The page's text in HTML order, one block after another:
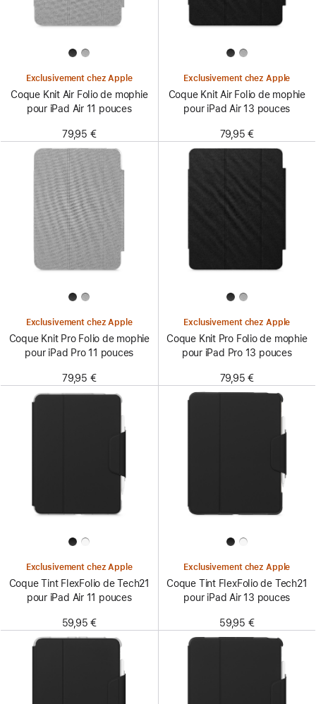
Exclusivement chez Apple
Coque Knit Air Folio de mophie
pour iPad Air 11 pouces
79,95 €
Exclusivement chez Apple
Coque Knit Air Folio de mophie
pour iPad Air 13 pouces
79,95 €
Exclusivement chez Apple
Coque Knit Pro Folio de mophie
pour iPad Pro 11 pouces
79,95 €
Exclusivement chez Apple
Coque Knit Pro Folio de mophie
pour iPad Pro 13 pouces
79,95 €
Exclusivement chez Apple
Coque Tint FlexFolio de Tech21
pour iPad Air 11 pouces
59,95 €
Exclusivement chez Apple
Coque Tint FlexFolio de Tech21
pour iPad Air 13 pouces
59,95 €